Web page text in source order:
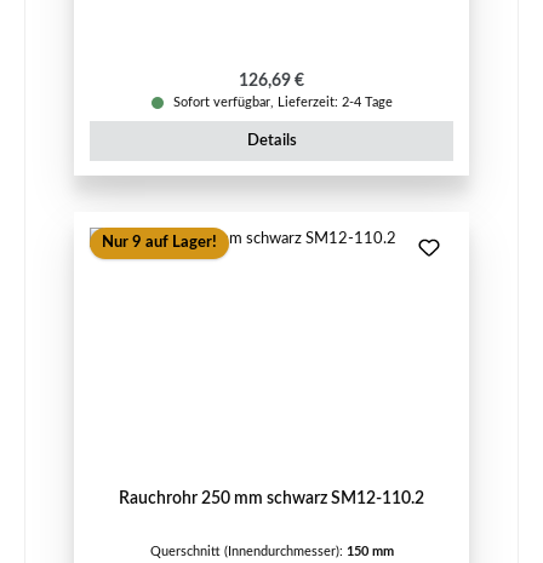
Regulärer Preis:
126,69 €
Sofort verfügbar, Lieferzeit: 2-4 Tage
Details
Nur 9 auf Lager!
Rauchrohr 250 mm schwarz SM12-110.2
Querschnitt (Innendurchmesser): 150 mm